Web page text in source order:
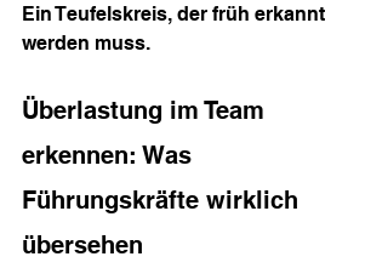
Ein Teufelskreis, der früh erkannt
werden muss.
Überlastung im Team
erkennen: Was
Führungskräfte wirklich
übersehen